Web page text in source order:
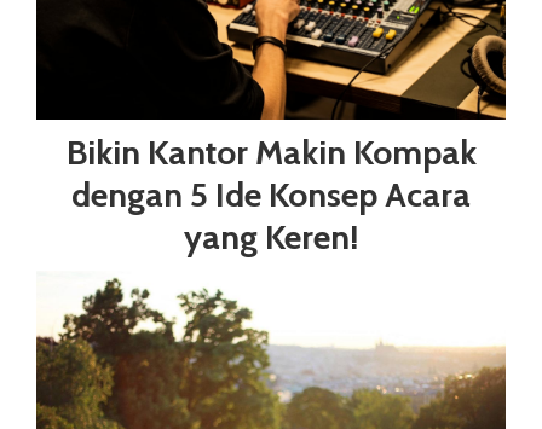
Bikin Kantor Makin Kompak
dengan 5 Ide Konsep Acara
yang Keren!